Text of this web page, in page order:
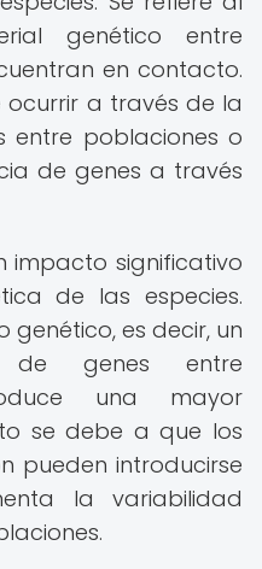
genético entre
en contacto.
ocurrir a través de la
entre poblaciones o
de genes a través
impacto significativo
de las especies.
es decir, un
de genes entre
una mayor
se debe a que los
pueden introducirse
la variabilidad